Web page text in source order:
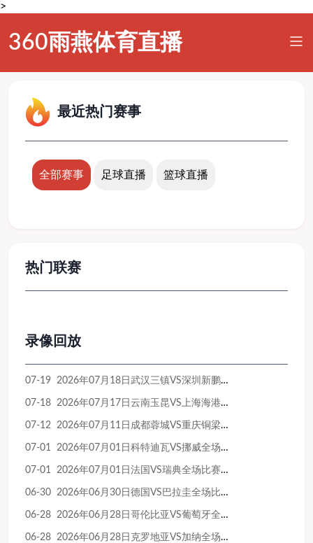
>
360雨燕体育直播
最近热门赛事
全部赛事 足球直播 篮球直播
热门联赛
录像回放
07-19 2026年07月18日武汉三镇VS深圳新鹏城全场比赛录像回放
07-18 2026年07月17日云南玉昆VS上海海港全场比赛录像回放
07-12 2026年07月11日成都蓉城VS重庆铜梁龙全场比赛录像回放
07-01 2026年07月01日科特迪瓦VS挪威全场比赛录像回放
07-01 2026年07月01日法国VS瑞典全场比赛录像回放
06-30 2026年06月30日德国VS巴拉圭全场比赛录像回放
06-28 2026年06月28日哥伦比亚VS葡萄牙全场比赛录像回放
06-28 2026年06月28日克罗地亚VS加纳全场比赛录像回放